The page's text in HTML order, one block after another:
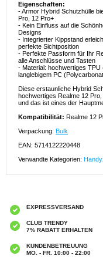
Eigenschaften:
- Armor Hybrid Schutzhülle
Pro, 12 Pro+
- Kein Einfluss auf die
Designs
- Integrierter Kippstand
perfekte Sichtposition
- Perfekte Passform für Ihr
alle Anschlüsse und Tasten
- Material: hochwertiges
langlebigem PC
Diese erstaunliche Hybrid
hochwertiges Realme 12
und das ist eines der
Kompatibilität: Realme 12
Verpackung: Bulk
EAN: 5714122220448
Verwandte Kategorien:
EXPRESSVERSAND
CLUB TRENDY
7% RABATT ERHALTEN
KUNDENBETREUUNG
MO. - FR. 10:00 - 22:00